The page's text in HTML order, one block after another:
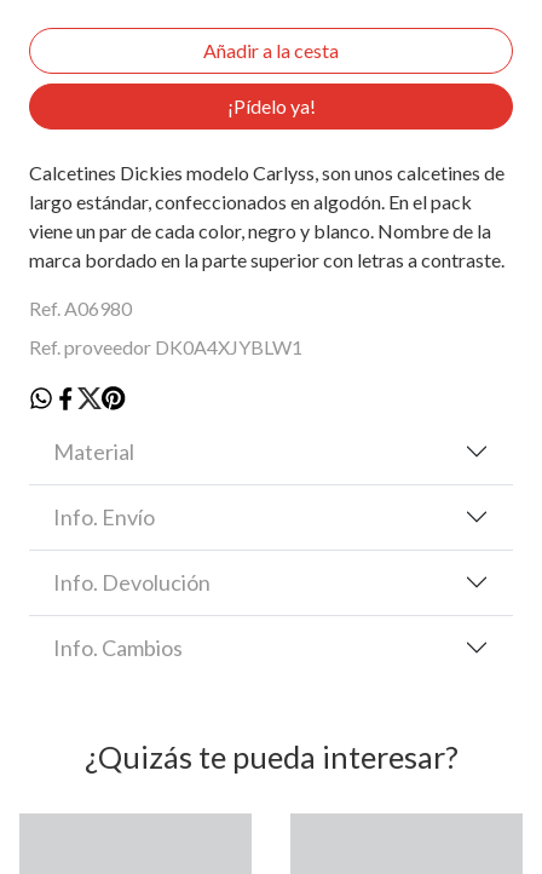
¡Pídelo ya!
Calcetines Dickies modelo Carlyss, son unos calcetines de
largo estándar, confeccionados en algodón. En el pack
viene un par de cada color, negro y blanco. Nombre de la
marca bordado en la parte superior con letras a contraste.
Ref. A06980
Ref. proveedor DK0A4XJYBLW1
Material
Info. Envío
Info. Devolución
Info. Cambios
¿Quizás te pueda interesar?